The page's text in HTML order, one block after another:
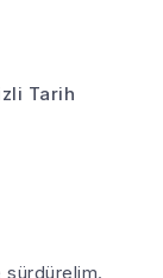
Tarih